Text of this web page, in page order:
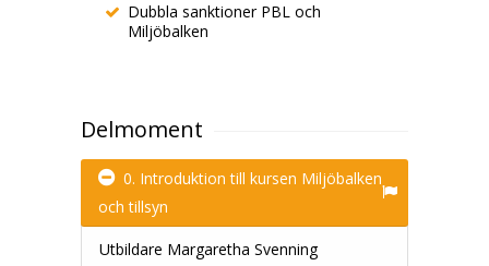
Dubbla sanktioner PBL och
Miljöbalken
Delmoment
0. Introduktion till kursen Miljöbalken
och tillsyn
Utbildare Margaretha Svenning